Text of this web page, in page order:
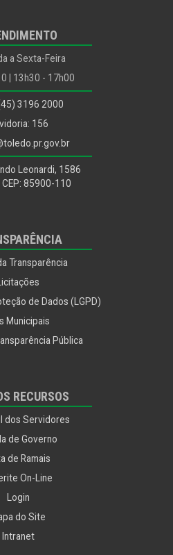
a Sexta-Feira
| 13h30 - 17h00
3196 2000
156
Leonardi, 1586
85900-110
Transparência
de Dados (LGPD)
Municipais
Pública
RECURSOS
dos Servidores
de Governo
de Ramais
On-Line
Login
do Site
Intranet